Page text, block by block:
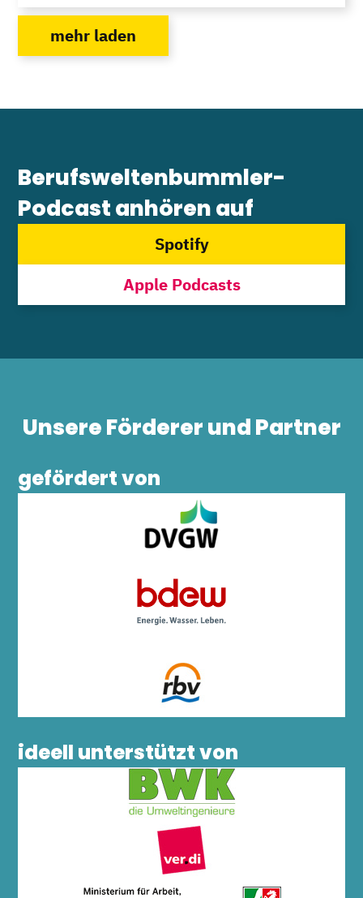
mehr laden
Berufsweltenbummler-
Podcast anhören auf
Spotify
Apple Podcasts
Unsere Förderer und Partner
gefördert von
ideell unterstützt von